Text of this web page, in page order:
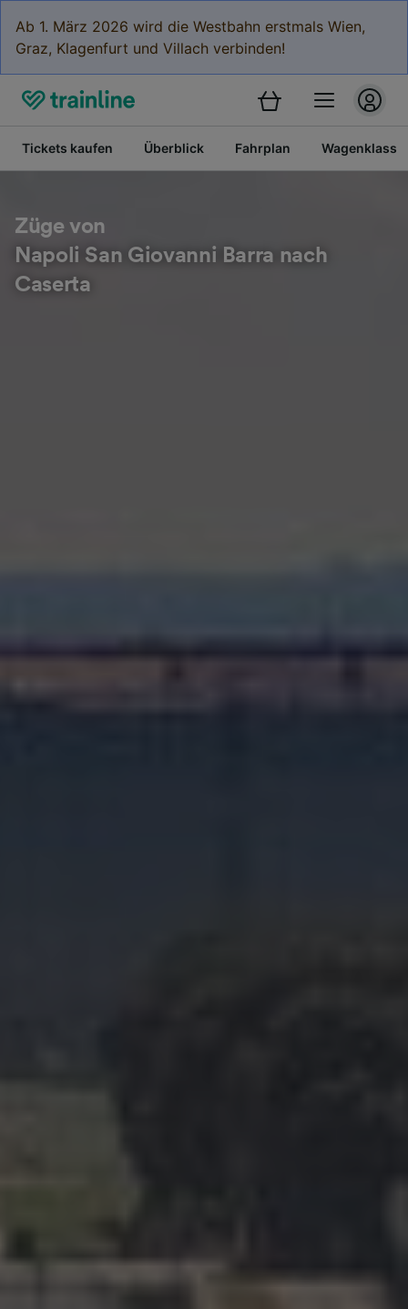
Ab 1. März 2026 wird die Westbahn erstmals Wien,
Graz, Klagenfurt und Villach verbinden!
Tickets kaufen Überblick Fahrplan
Züge von
Napoli San Giovanni Barra nach
Caserta